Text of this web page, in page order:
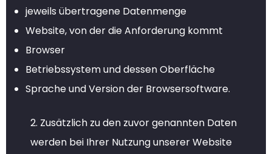
jeweils übertragene Datenmenge
Website, von der die Anforderung kommt
Browser
Betriebssystem und dessen Oberfläche
Sprache und Version der Browsersoftware.
2. Zusätzlich zu den zuvor genannten Daten
werden bei Ihrer Nutzung unserer Website